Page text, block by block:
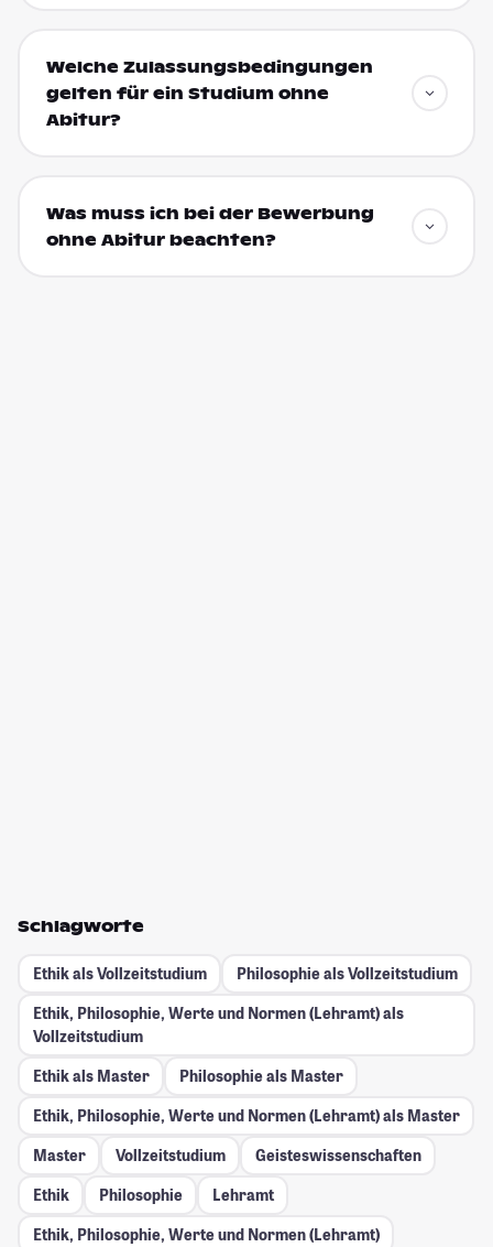
Welche Zulassungsbedingungen
gelten für ein Studium ohne
Abitur?
Was muss ich bei der Bewerbung
ohne Abitur beachten?
Schlagworte
Ethik als Vollzeitstudium
Philosophie als Vollzeitstudium
Ethik, Philosophie, Werte und Normen (Lehramt) als
Vollzeitstudium
Ethik als Master
Philosophie als Master
Ethik, Philosophie, Werte und Normen (Lehramt) als Master
Master
Vollzeitstudium
Geisteswissenschaften
Ethik
Philosophie
Lehramt
Ethik, Philosophie, Werte und Normen (Lehramt)